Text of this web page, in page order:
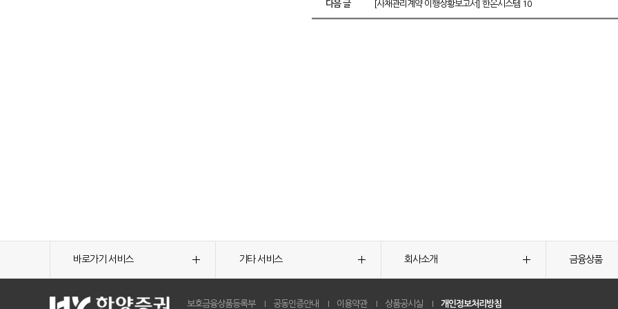
다음 글 [사채관리계약 이행상황보고서] 한온시스템 10
바로가기 서비스 기타 서비스 회사소개 금융상품
보호금융상품등록부 공동인증안내 이용약관 상품공시실 개인정보처리방침